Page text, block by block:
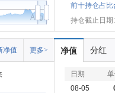
Aug
前十持仓占比
持仓截止日
更多>
净值 净值 分红
日期
08-05